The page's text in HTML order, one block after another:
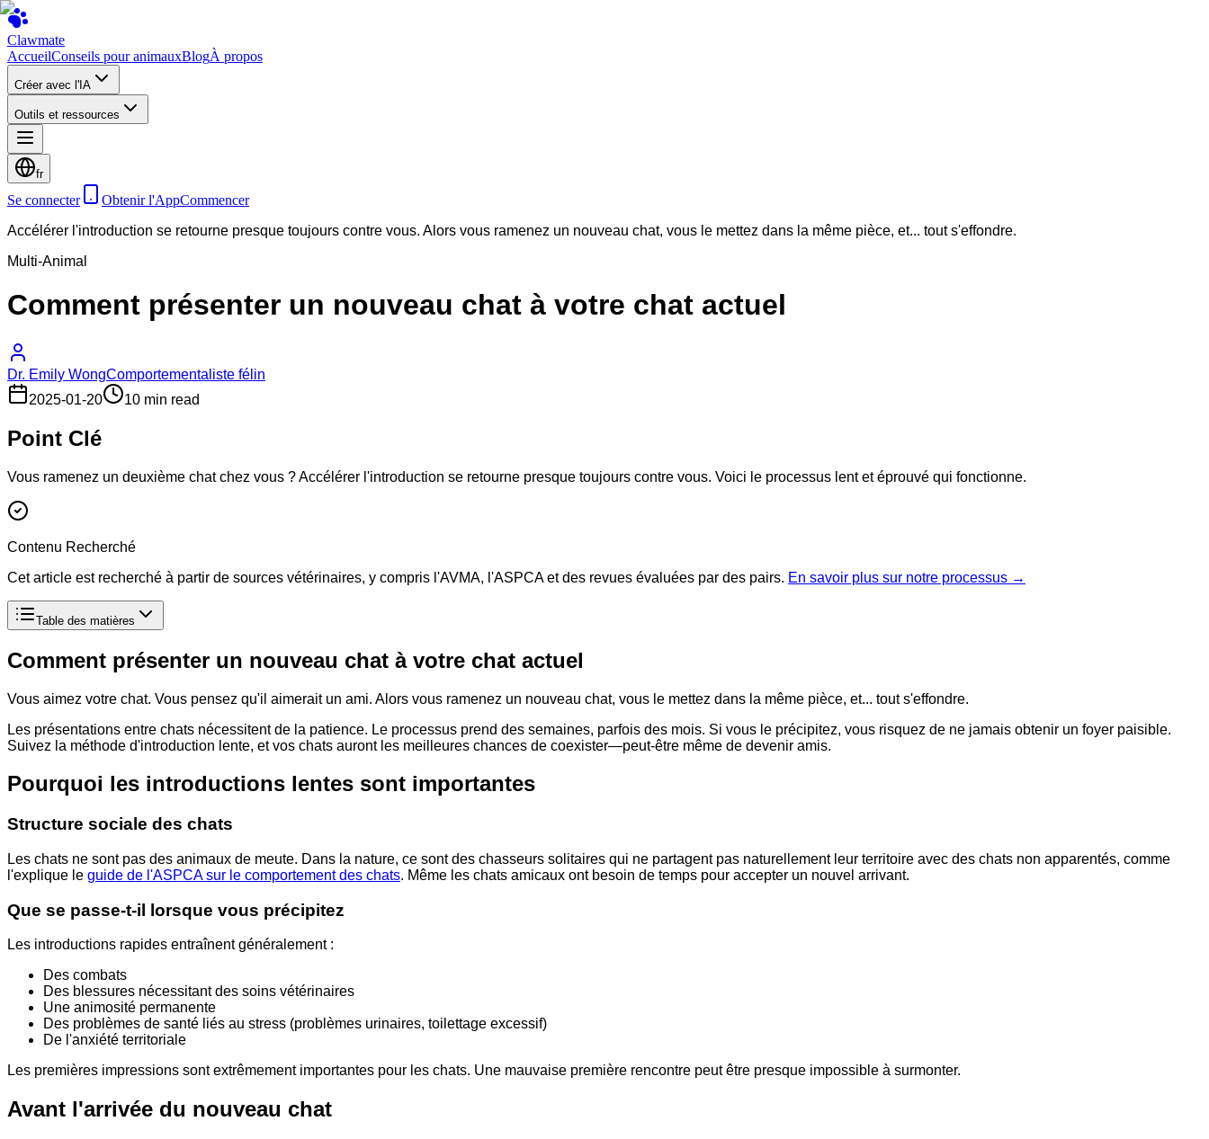
Clawmate
AccueilConseils pour animauxBlogÀ propos
Créer avec l'IA
Outils et ressources
fr
Se connecter Obtenir l'AppCommencer
Accélérer l'introduction se retourne presque toujours contre vous. Alors vous ramenez un nouveau chat, vous le mettez dans la même pièce, et... tout s'effondre.
Multi-Animal
Comment présenter un nouveau chat à votre chat actuel
Dr. Emily WongComportementaliste félin
2025-01-20
10 min read
Point Clé
Vous ramenez un deuxième chat chez vous ? Accélérer l'introduction se retourne presque toujours contre vous. Voici le processus lent et éprouvé qui fonctionne.
Contenu Recherché
Cet article est recherché à partir de sources vétérinaires, y compris l'AVMA, l'ASPCA et des revues évaluées par des pairs. En savoir plus sur notre processus →
Table des matières
Comment présenter un nouveau chat à votre chat actuel
Vous aimez votre chat. Vous pensez qu'il aimerait un ami. Alors vous ramenez un nouveau chat, vous le mettez dans la même pièce, et... tout s'effondre.
Les présentations entre chats nécessitent de la patience. Le processus prend des semaines, parfois des mois. Si vous le précipitez, vous risquez de ne jamais obtenir un foyer paisible.
Suivez la méthode d'introduction lente, et vos chats auront les meilleures chances de coexister—peut-être même de devenir amis.
Pourquoi les introductions lentes sont importantes
Structure sociale des chats
Les chats ne sont pas des animaux de meute. Dans la nature, ce sont des chasseurs solitaires qui ne partagent pas naturellement leur territoire avec des chats non apparentés, comme
l'explique le guide de l'ASPCA sur le comportement des chats. Même les chats amicaux ont besoin de temps pour accepter un nouvel arrivant.
Que se passe-t-il lorsque vous précipitez
Les introductions rapides entraînent généralement :
Des combats
Des blessures nécessitant des soins vétérinaires
Une animosité permanente
Des problèmes de santé liés au stress (problèmes urinaires, toilettage excessif)
De l'anxiété territoriale
Les premières impressions sont extrêmement importantes pour les chats. Une mauvaise première rencontre peut être presque impossible à surmonter.
Avant l'arrivée du nouveau chat